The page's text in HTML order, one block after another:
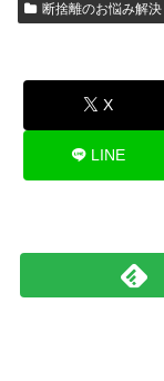
断捨離のお悩み解決
X
LINE